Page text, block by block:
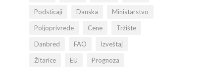
Podsticaji Danska Ministarstvo
Poljoprivrede Cene Tržište
Danbred FAO Izveštaj
Žitarice EU Prognoza